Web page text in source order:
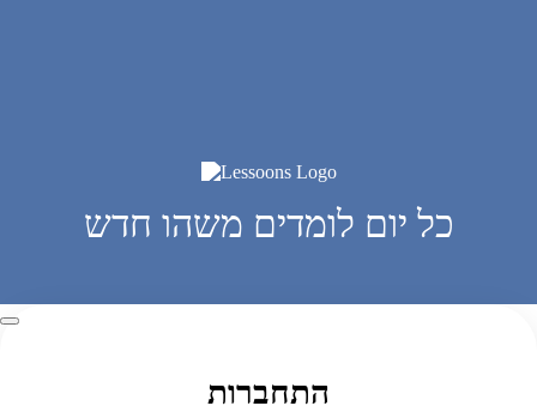
כל יום לומדים משהו חדש
התחברות